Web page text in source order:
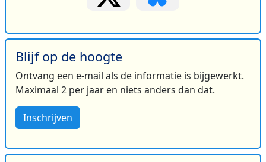
Blijf op de hoogte
Ontvang een e-mail als de informatie is bijgewerkt.
Maximaal 2 per jaar en niets anders dan dat.
Inschrijven